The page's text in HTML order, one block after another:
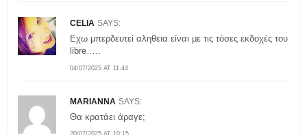
CELIA SAYS:
04/07/2025 AT 11:44
Εχω μπερδευτεί αληθεια είναι με τις τόσες εκδοχές του
libre…..
MARIANNA SAYS:
Θα κρατάει άραγε;